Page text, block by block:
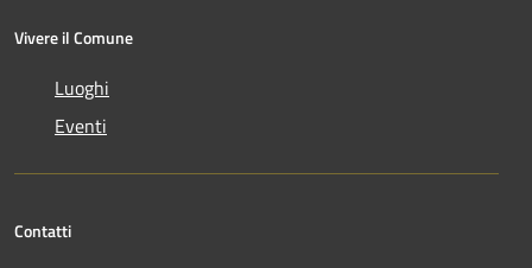
Vivere il Comune
Luoghi
Eventi
Contatti